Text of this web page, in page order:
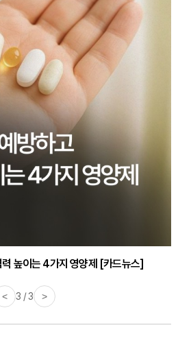
력 높이는 4가지 영양제 [카드뉴스]
< 3 / 3 >